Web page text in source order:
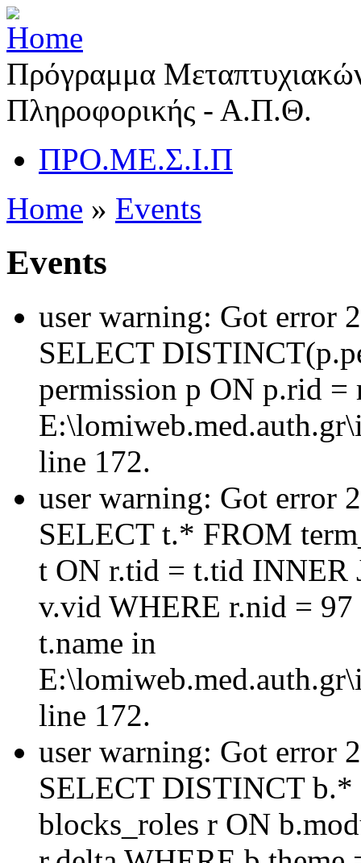
Πρόγραμμα
Πληροφορικής - Α.Π.Θ.
ΠΡΟ.ΜΕ.Σ.Ι.Π
Home » Events
Events
user warning: Got error
SELECT
permission p ON p.rid
line 172.
user warning: Got error
SELECT t.* FROM
t ON r.tid = t.tid INNER
v.vid WHERE r.nid =
t.name in
line 172.
user warning: Got error
SELECT DISTINCT
blocks_roles r ON